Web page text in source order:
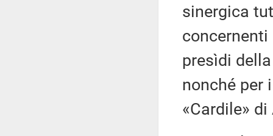
sinergica
presìdi
nonché per
«Cardile»